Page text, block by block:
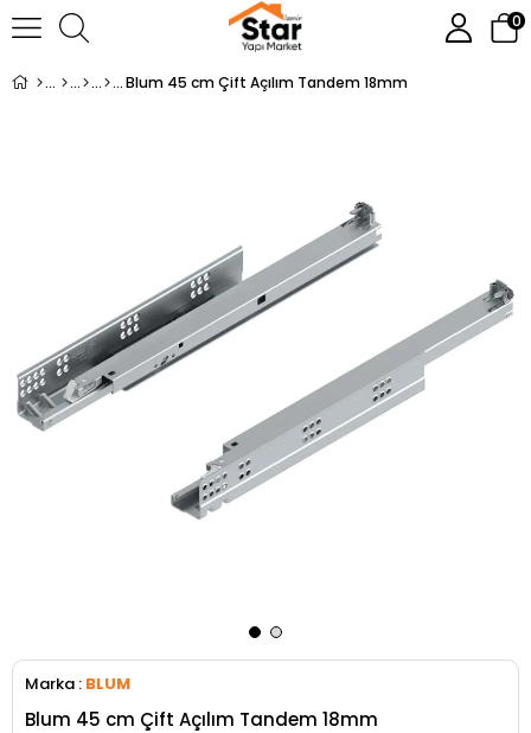
0
Blum 45 cm Çift Açılım Tandem 18mm
Marka : BLUM
Blum 45 cm Çift Açılım Tandem 18mm